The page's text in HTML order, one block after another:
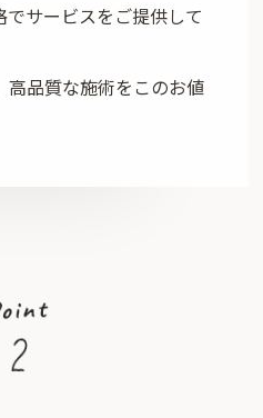
サービスをご提供して
高品質な施術をこのお値